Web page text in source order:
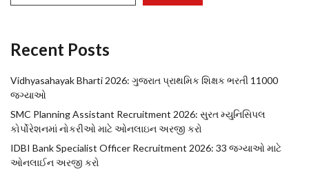
Recent Posts
Vidhyasahayak Bharti 2026: ગુજરાત પ્રાથમિક શિક્ષક ભરતી 11000
જગ્યાઓ
SMC Planning Assistant Recruitment 2026: સુરત મ્યુનિસિપલ
કોર્પોરેશનમાં નોકરીઓ માટે ઓનલાઇન અરજી કરો
IDBI Bank Specialist Officer Recruitment 2026: 33 જગ્યાઓ માટે
ઓનલાઈન અરજી કરો